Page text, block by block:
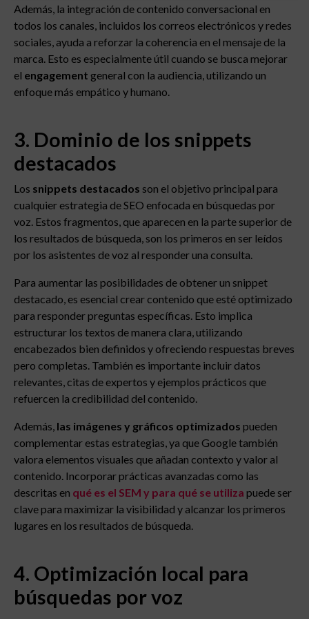
Además, la integración de contenido conversacional en
todos los canales, incluidos los correos electrónicos y redes
sociales, ayuda a reforzar la coherencia en el mensaje de la
marca. Esto es especialmente útil cuando se busca mejorar
el engagement general con la audiencia, utilizando un
enfoque más empático y humano.
3. Dominio de los snippets
destacados
Los snippets destacados son el objetivo principal para
cualquier estrategia de SEO enfocada en búsquedas por
voz. Estos fragmentos, que aparecen en la parte superior de
los resultados de búsqueda, son los primeros en ser leídos
por los asistentes de voz al responder una consulta.
Para aumentar las posibilidades de obtener un snippet
destacado, es esencial crear contenido que esté optimizado
para responder preguntas específicas. Esto implica
estructurar los textos de manera clara, utilizando
encabezados bien definidos y ofreciendo respuestas breves
pero completas. También es importante incluir datos
relevantes, citas de expertos y ejemplos prácticos que
refuercen la credibilidad del contenido.
Además, las imágenes y gráficos optimizados pueden
complementar estas estrategias, ya que Google también
valora elementos visuales que añadan contexto y valor al
contenido. Incorporar prácticas avanzadas como las
descritas en qué es el SEM y para qué se utiliza puede ser
clave para maximizar la visibilidad y alcanzar los primeros
lugares en los resultados de búsqueda.
4. Optimización local para
búsquedas por voz